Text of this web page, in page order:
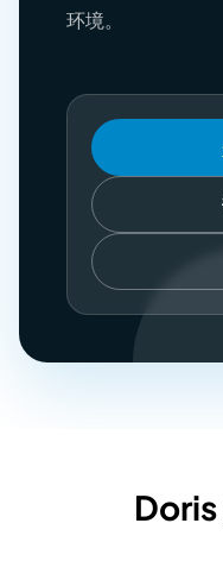
环境。
Doris